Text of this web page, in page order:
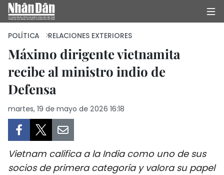
INICIO
SALUD - MEDIO AMBIENTE
POLÍTICA RELACIONES EXTERIORES
Máximo dirigente vietnamita
recibe al ministro indio de
Defensa
martes, 19 de mayo de 2026 16:18
Vietnam califica a la India como uno de sus
socios de primera categoría y valora su papel